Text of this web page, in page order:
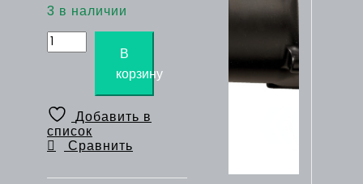
3 в наличии
Количество
товара
Пистолет
пескоструйный,
нижний
бак
1
В
корзину
Добавить в
список
Сравнить